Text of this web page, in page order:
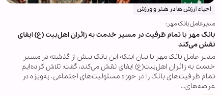
احیاء ارزش ها در هـنر و ورزش
مدیرعامل بانک مهر:
بانک مهر با تمام ظرفیت در مسیر خدمت به زائران اهل‌بیت (ع) ایفای
نقش می‌کند
مدیر عامل بانک مهر با بیان اینکه این بانک بیش از گذشته در مسیر
خدمت به زائران اهل‌بیت(ع) ایفای نقش می‌کند، گفت: تلاش کرده‌ایم
تمام ظرفیت‌های بانک را در حوزه مسئولیت‌های اجتماعی، به‌ویژه در
عرصه‌های…